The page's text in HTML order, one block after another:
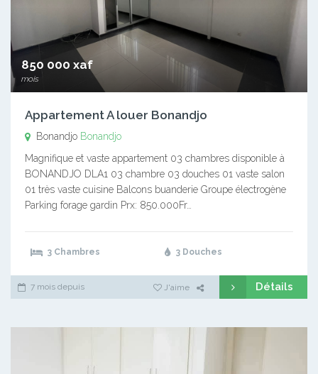
850 000 xaf
mois
Appartement A louer Bonandjo
Bonandjo Bonandjo
Magnifique et vaste appartement 03 chambres disponible à
BONANDJO DLA1 03 chambre 03 douches 01 vaste salon
01 très vaste cuisine Balcons buanderie Groupe électrogène
Parking forage gardin Prx: 850.000Fr…
3 Chambres 3 Douches
7 mois depuis J'aime Détails